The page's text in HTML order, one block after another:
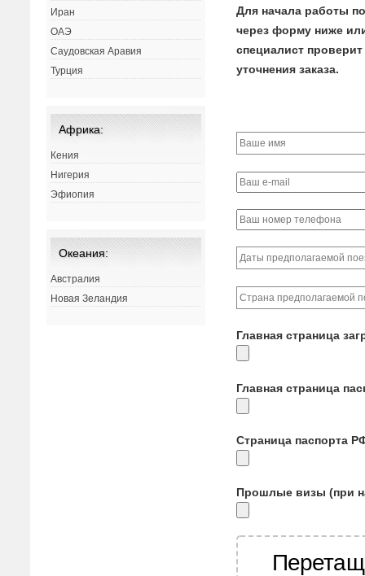
Для начала работы
через форму ниже
специалист
уточнения заказа.
Главная страница
Главная страница
Страница паспорта
Прошлые визы (при
Иран
ОАЭ
Саудовская Аравия
Турция
Африка:
Кения
Нигерия
Эфиопия
Океания:
Австралия
Новая Зеландия